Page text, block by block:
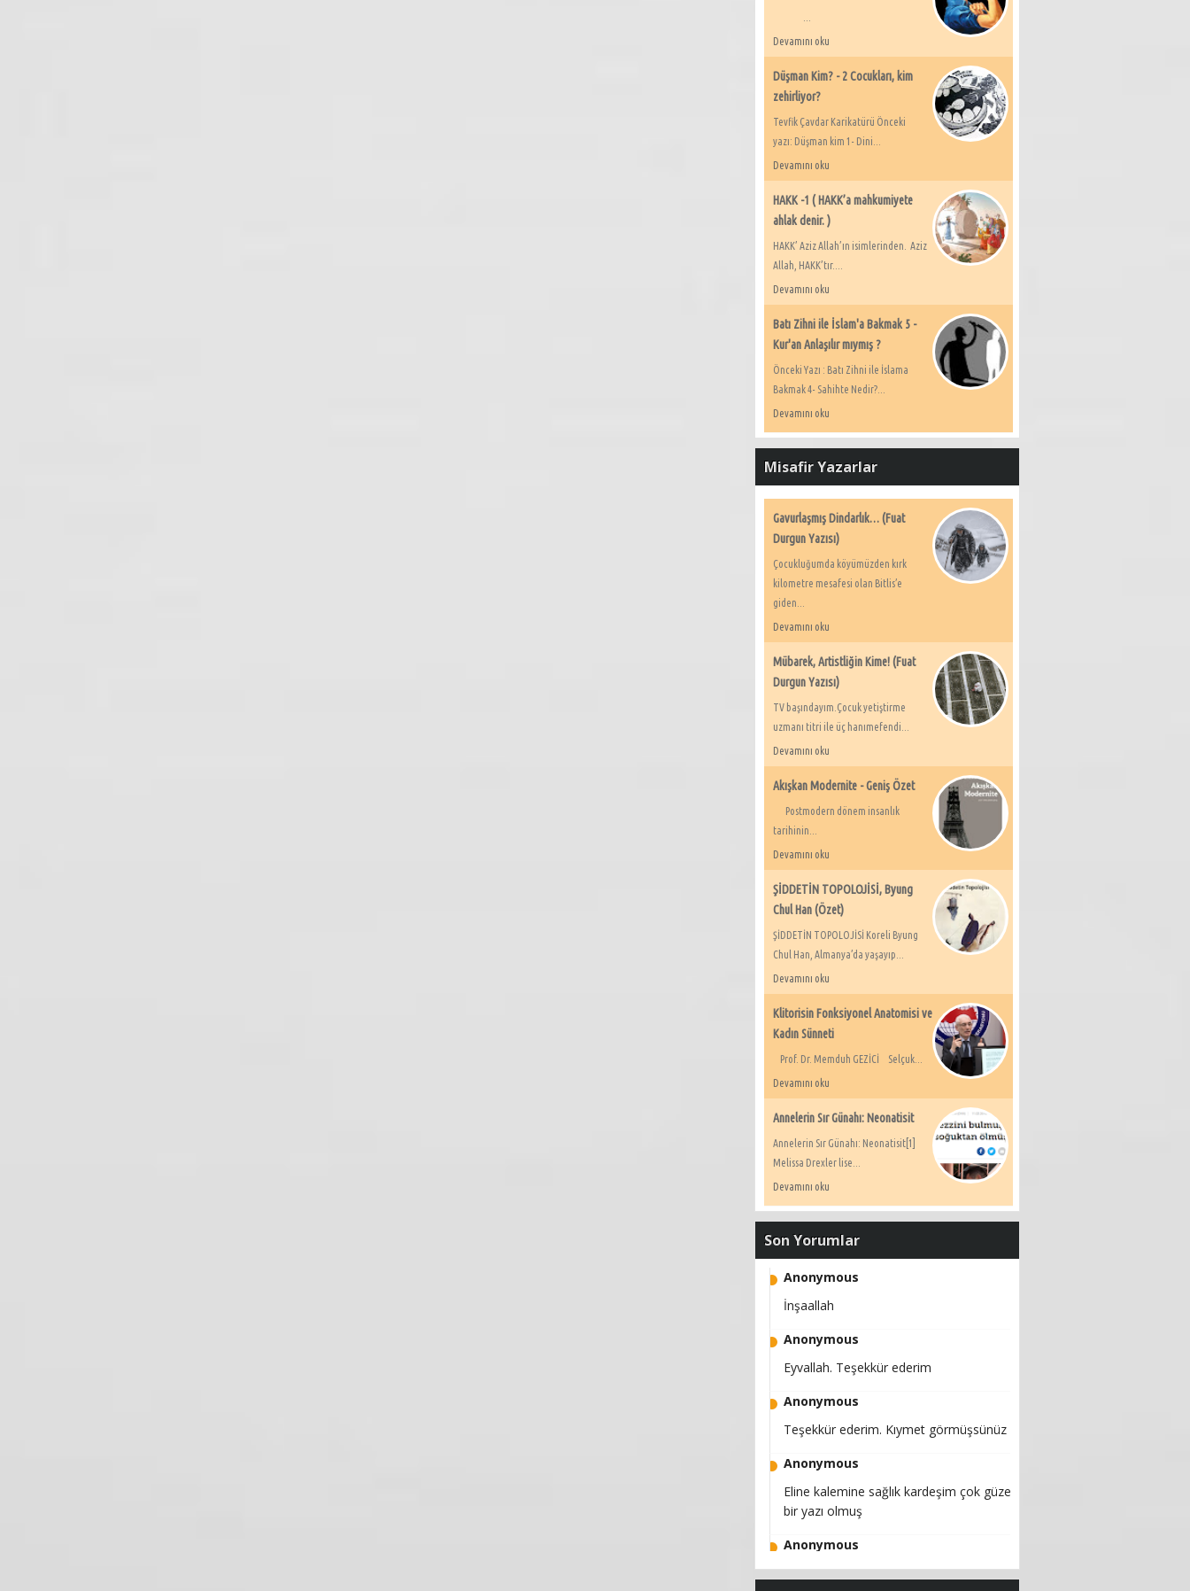
Devamını oku
Düşman Kim? - 2 Cocukları, kim
zehirliyor?
Tevfik Çavdar Karikatürü Önceki
yazı: Düşman kim 1- Dini...
Devamını oku
HAKK -1 ( HAKK’a mahkumiyete
ahlak denir. )
HAKK’ Aziz Allah’ın isimlerinden. Aziz
Allah, HAKK’tır....
Devamını oku
Batı Zihni ile İslam'a Bakmak 5 -
Kur'an Anlaşılır mıymış ?
Önceki Yazı : Batı Zihni ile İslama
Bakmak 4- Sahihte Nedir?...
Devamını oku
Misafir Yazarlar
Gavurlaşmış Dindarlık… (Fuat
Durgun Yazısı)
Çocukluğumda köyümüzden kırk
kilometre mesafesi olan Bitlis’e
giden...
Devamını oku
Mübarek, Artistliğin Kime! (Fuat
Durgun Yazısı)
TV başındayım.Çocuk yetiştirme
uzmanı titri ile üç hanımefendi...
Devamını oku
Akışkan Modernite - Geniş Özet
Postmodern dönem insanlık
tarihinin...
Devamını oku
ŞİDDETİN TOPOLOJİSİ, Byung
Chul Han (Özet)
ŞİDDETİN TOPOLOJİSİ Koreli Byung
Chul Han, Almanya’da yaşayıp...
Devamını oku
Klitorisin Fonksiyonel Anatomisi ve
Kadın Sünneti
Prof. Dr. Memduh GEZİCİ Selçuk...
Devamını oku
Annelerin Sır Günahı: Neonatisit
Annelerin Sır Günahı: Neonatisit[1]
Melissa Drexler lise...
Devamını oku
Son Yorumlar
Anonymous
İnşaallah
Anonymous
Eyvallah. Teşekkür ederim
Anonymous
Teşekkür ederim. Kıymet görmüşsünüz
Anonymous
Eline kalemine sağlık kardeşim çok güzel
bir yazı olmuş
Anonymous
Bugünkü dünyanın yegane sorunu 100 yıl